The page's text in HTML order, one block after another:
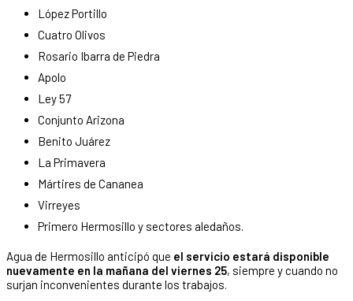
López Portillo
Cuatro Olivos
Rosario Ibarra de Piedra
Apolo
Ley 57
Conjunto Arizona
Benito Juárez
La Primavera
Mártires de Cananea
Virreyes
Primero Hermosillo y sectores aledaños.
Agua de Hermosillo anticipó que el servicio estará disponible
nuevamente en la mañana del viernes 25, siempre y cuando no
surjan inconvenientes durante los trabajos.